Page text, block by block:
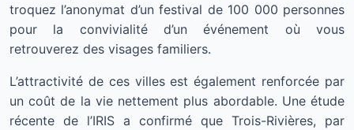
troquez l’anonymat d’un festival de 100 000 personnes
pour la convivialité d’un événement où vous
retrouverez des visages familiers.
L’attractivité de ces villes est également renforcée par
un coût de la vie nettement plus abordable. Une étude
récente de l’IRIS a confirmé que Trois-Rivières, par